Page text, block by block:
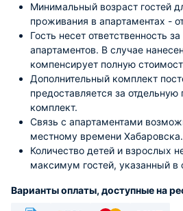
Минимальный возраст гостей
проживания в апартаментах -
Гость несет ответственность
апартаментов. В случае
компенсирует полную
Дополнительный комплект
предоставляется за
комплект.
Связь с апартаментами
местному времени Хабаровска.
Количество детей и взрослых
максимум гостей, указанный в
Варианты оплаты, доступные на